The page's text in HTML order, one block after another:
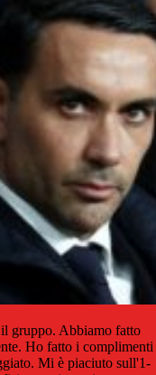
gruppo. Abbiamo fatto
Ho fatto i complimenti
Mi è piaciuto sull'1-